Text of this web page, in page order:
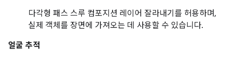
다각형 패스 스루 컴포지션 레이어 잘라내기를 허용하며,
실제 객체를 장면에 가져오는 데 사용할 수 있습니다.
얼굴 추적